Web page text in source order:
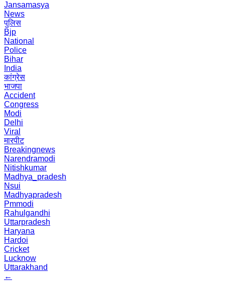
Jansamasya
News
पुलिस
Bjp
National
Police
Bihar
India
कांग्रेस
भाजपा
Accident
Congress
Modi
Delhi
Viral
मारपीट
Breakingnews
Narendramodi
Nitishkumar
Madhya_pradesh
Nsui
Madhyapradesh
Pmmodi
Rahulgandhi
Uttarpradesh
Haryana
Hardoi
Cricket
Lucknow
Uttarakhand
←